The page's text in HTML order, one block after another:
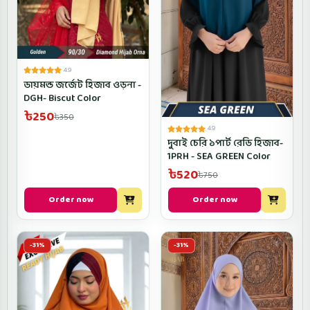
4.9
ডায়মন্ড জর্জেট হিজাব ওড়না -
DGH- Biscut Color
৳250৳350
Order now
4.9
দুবাই চেরি ১পার্ট রেডি হিজাব-
1PRH - SEA GREEN Color
৳520৳750
Order now
-31% -31%